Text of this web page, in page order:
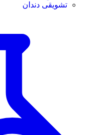
تشویقی دندان